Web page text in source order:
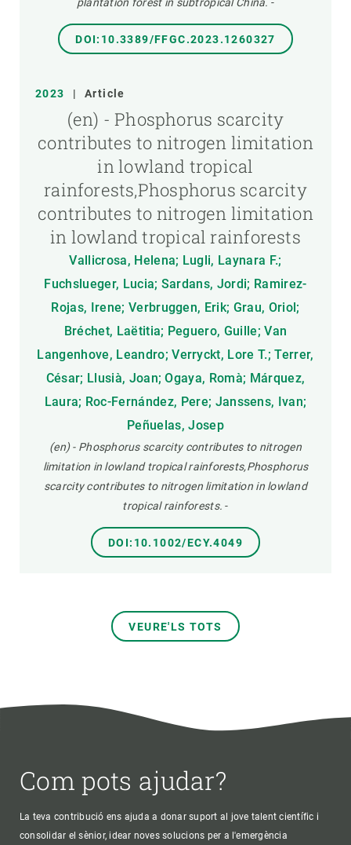
DOI:10.3389/FFGC.2023.1260327
2023 | Article
(en) - Phosphorus scarcity
contributes to nitrogen limitation
in lowland tropical
rainforests,Phosphorus scarcity
contributes to nitrogen limitation
in lowland tropical rainforests
Vallicrosa, Helena; Lugli, Laynara F.;
Fuchslueger, Lucia; Sardans, Jordi; Ramirez-
Rojas, Irene; Verbruggen, Erik; Grau, Oriol;
Bréchet, Laëtitia; Peguero, Guille; Van
Langenhove, Leandro; Verryckt, Lore T.; Terrer,
César; Llusià, Joan; Ogaya, Romà; Márquez,
Laura; Roc-Fernández, Pere; Janssens, Ivan;
Peñuelas, Josep
(en) - Phosphorus scarcity contributes to nitrogen
limitation in lowland tropical rainforests,Phosphorus
scarcity contributes to nitrogen limitation in lowland
tropical rainforests. -
DOI:10.1002/ECY.4049
VEURE'LS TOTS
Com pots ajudar?
La teva contribució ens ajuda a donar suport al jove talent científic i
consolidar el sènior, idear noves solucions per a l'emergència